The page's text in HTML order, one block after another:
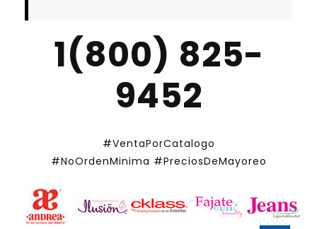
1(800) 825-
9452
#VentaPorCatalogo
#NoOrdenMinima #PreciosDeMayoreo